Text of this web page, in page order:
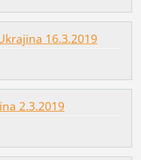
16.3.2019
2.3.2019